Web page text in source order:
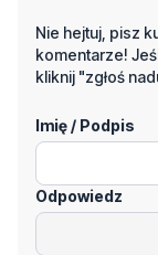
Nie hejtuj, pisz
komentarze!
kliknij "zgłoś
Imię / Podpis
Odpowiedz